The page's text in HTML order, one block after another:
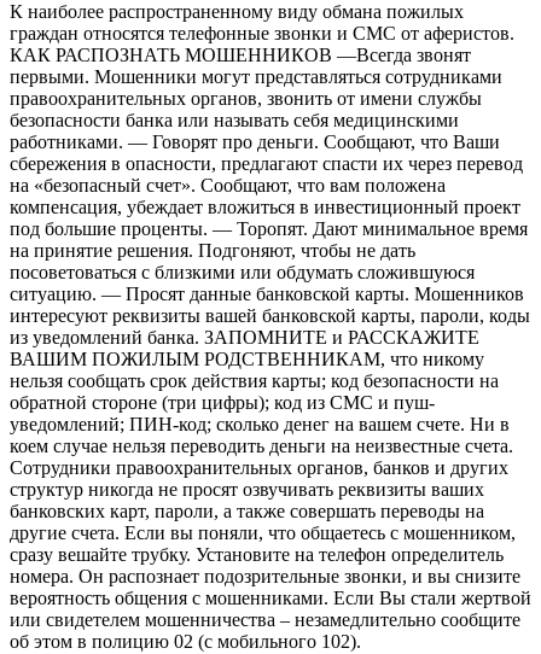
К наиболее распространенному виду обмана пожилых
граждан относятся телефонные звонки и СМС от аферистов.
КАК РАСПОЗНАТЬ МОШЕННИКОВ —Всегда звонят
первыми. Мошенники могут представляться сотрудниками
правоохранительных органов, звонить от имени службы
безопасности банка или называть себя медицинскими
работниками. — Говорят про деньги. Сообщают, что Ваши
сбережения в опасности, предлагают спасти их через перевод
на «безопасный счет». Сообщают, что вам положена
компенсация, убеждает вложиться в инвестиционный проект
под большие проценты. — Торопят. Дают минимальное время
на принятие решения. Подгоняют, чтобы не дать
посоветоваться с близкими или обдумать сложившуюся
ситуацию. — Просят данные банковской карты. Мошенников
интересуют реквизиты вашей банковской карты, пароли, коды
из уведомлений банка. ЗАПОМНИТЕ и РАССКАЖИТЕ
ВАШИМ ПОЖИЛЫМ РОДСТВЕННИКАМ, что никому
нельзя сообщать срок действия карты; код безопасности на
обратной стороне (три цифры); код из СМС и пуш-
уведомлений; ПИН-код; сколько денег на вашем счете. Ни в
коем случае нельзя переводить деньги на неизвестные счета.
Сотрудники правоохранительных органов, банков и других
структур никогда не просят озвучивать реквизиты ваших
банковских карт, пароли, а также совершать переводы на
другие счета. Если вы поняли, что общаетесь с мошенником,
сразу вешайте трубку. Установите на телефон определитель
номера. Он распознает подозрительные звонки, и вы снизите
вероятность общения с мошенниками. Если Вы стали жертвой
или свидетелем мошенничества – незамедлительно сообщите
об этом в полицию 02 (с мобильного 102).